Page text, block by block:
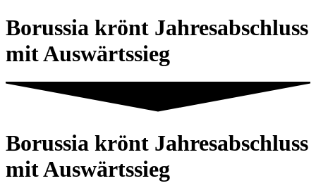
Borussia krönt Jahresabschluss
mit Auswärtssieg
Borussia krönt Jahresabschluss
mit Auswärtssieg